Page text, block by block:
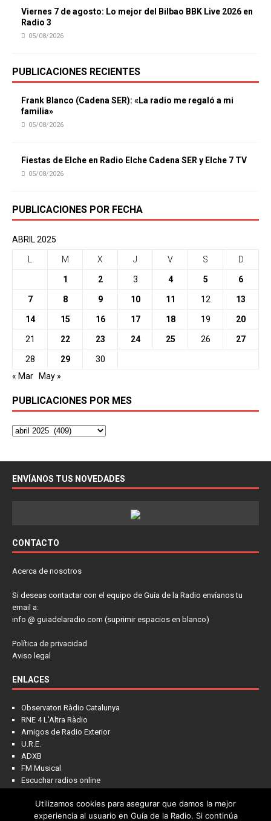
Viernes 7 de agosto: Lo mejor del Bilbao BBK Live 2026 en
Radio 3
05/08/2026
PUBLICACIONES RECIENTES
Frank Blanco (Cadena SER): «La radio me regaló a mi
familia»
05/08/2026
Fiestas de Elche en Radio Elche Cadena SER y Elche 7 TV
05/08/2026
PUBLICACIONES POR FECHA
ABRIL 2025
M X J V S D
1 2 3 4 5 6
7 8 9 10 11 12 13
14 15 16 17 18 19 20
21 22 23 24 25 26 27
28 29
30
« Mar
May »
PUBLICACIONES POR MES
ENVÍANOS TUS NOVEDADES
CONTACTO
Acerca de nosotros
Si deseas contactar con el equipo de Guía de la Radio envíanos tu
email a:
info @ guiadelaradio.com (suprimir espacios en blanco)
Política de privacidad
Aviso legal
ENLACES
Observatori Ràdio Catalunya
RNE 4 L'Altra Ràdio
Amigos de Radio Exterior
U.R.E.
ADXB
FM Musical
Escuchar radios online
Utilizamos cookies para asegurar que damos la mejor
experiencia al usuario en Guía de la Radio. Si continúa